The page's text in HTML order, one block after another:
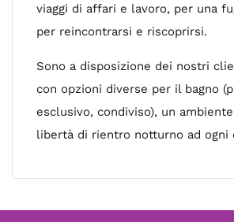
viaggi di affari e lavoro, per una
per reincontrarsi e riscoprirsi.
Sono a disposizione dei nostri
con opzioni diverse per il bagno
esclusivo, condiviso), un
libertà di rientro notturno ad ogni